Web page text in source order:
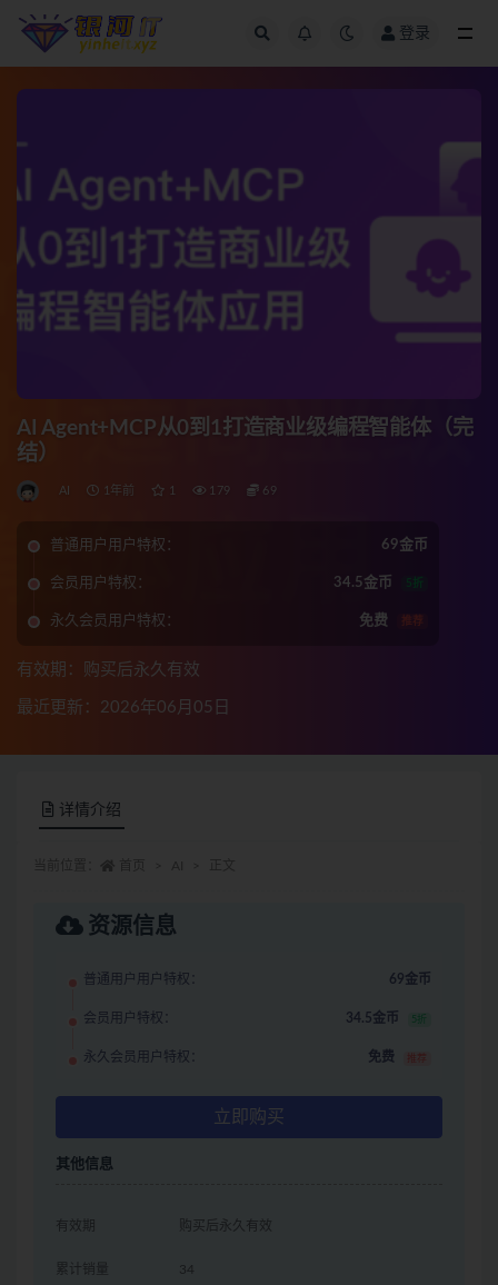
登录
AI Agent+MCP从0到1打造商业级编程智能体（完
结）
AI 1年前 1 179 69
普通用户用户特权： 69金币
会员用户特权： 34.5金币 5折
永久会员用户特权： 免费 推荐
有效期：购买后永久有效
最近更新：2026年06月05日
详情介绍
资源信息
普通用户用户特权： 69金币
会员用户特权： 34.5金币 5折
永久会员用户特权： 免费 推荐
立即购买
其他信息
有效期 购买后永久有效
累计销量 34